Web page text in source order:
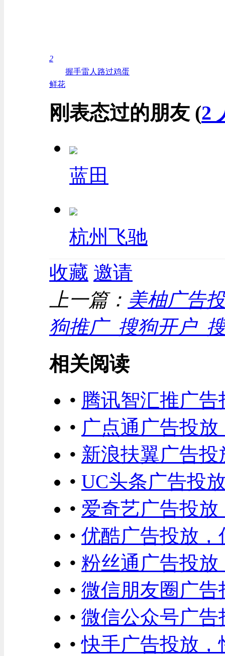
2
鲜花
握手雷人 路过鸡蛋
刚表态过的朋友 (2
蓝田
杭州飞驰
收藏 邀请
上一篇： 美柚广告
狗推广_搜狗开户_
相关阅读
• 腾讯智汇推广
• 广点通广告投
• 新浪扶翼广告
• UC头条广告投
• 爱奇艺广告投
• 优酷广告投放
• 粉丝通广告投
• 微信朋友圈广告
• 微信公众号广告
•快手广告投放